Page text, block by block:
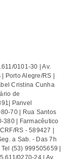
0101-30 | Av.
Porto Alegre/RS |
Cristina Cunha
de
Panvel
70 | Rua Santos
380 | Farmacêutico
RS - 589427 |
a Sab. - Das 7h
(53) 999505659 |
0270-24 | Av.